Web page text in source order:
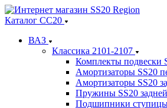
Каталог СС20
ВАЗ
Классика 2101-2107
Комплекты подвески
Амортизаторы SS20
Амортизаторы SS20
Пружины SS20
Подшипники